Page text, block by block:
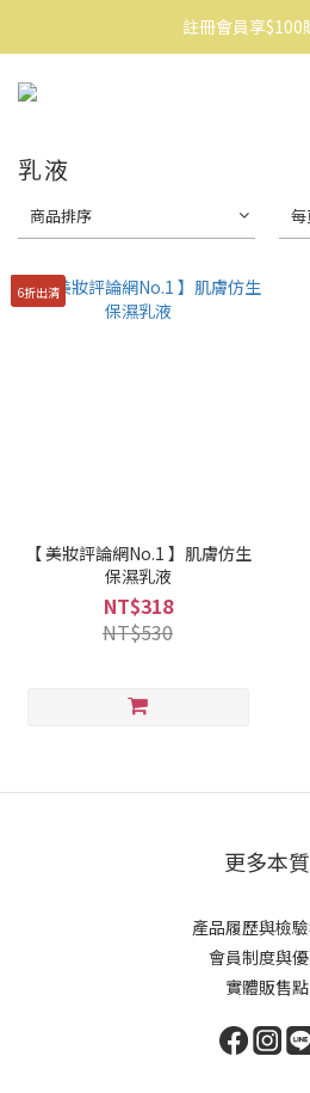
消費滿$1500
註冊會員享$100
消費滿$1500
乳液
商品排序
6折出清
【 美妝評論網No.1 】肌膚仿生
保濕乳液
NT$318
NT$530
更多本質
產品履歷與檢
會員制度與
實體販售點